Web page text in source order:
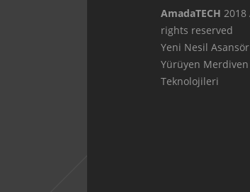
AmadaTECH 2018
rights reserved
Yeni Nesil
Yürüyen Merdiven
Teknolojileri